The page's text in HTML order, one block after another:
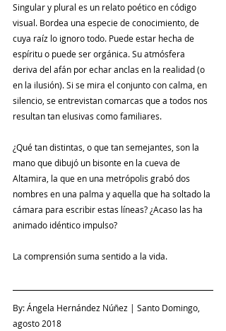
Singular y plural es un relato poético en código
visual. Bordea una especie de conocimiento, de
cuya raíz lo ignoro todo. Puede estar hecha de
espíritu o puede ser orgánica. Su atmósfera
deriva del afán por echar anclas en la realidad (o
en la ilusión). Si se mira el conjunto con calma, en
silencio, se entrevistan comarcas que a todos nos
resultan tan elusivas como familiares.
¿Qué tan distintas, o que tan semejantes, son la
mano que dibujó un bisonte en la cueva de
Altamira, la que en una metrópolis grabó dos
nombres en una palma y aquella que ha soltado la
cámara para escribir estas líneas? ¿Acaso las ha
animado idéntico impulso?
La comprensión suma sentido a la vida.
By: Ángela Hernández Núñez | Santo Domingo,
agosto 2018